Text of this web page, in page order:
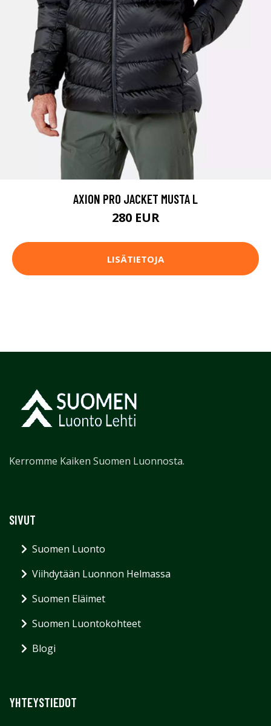
AXION PRO JACKET MUSTA L
280 EUR
LISÄTIETOJA
Kerromme Kaiken Suomen Luonnosta.
SIVUT
Suomen Luonto
Viihdytään Luonnon Helmassa
Suomen Eläimet
Suomen Luontokohteet
Blogi
YHTEYSTIEDOT